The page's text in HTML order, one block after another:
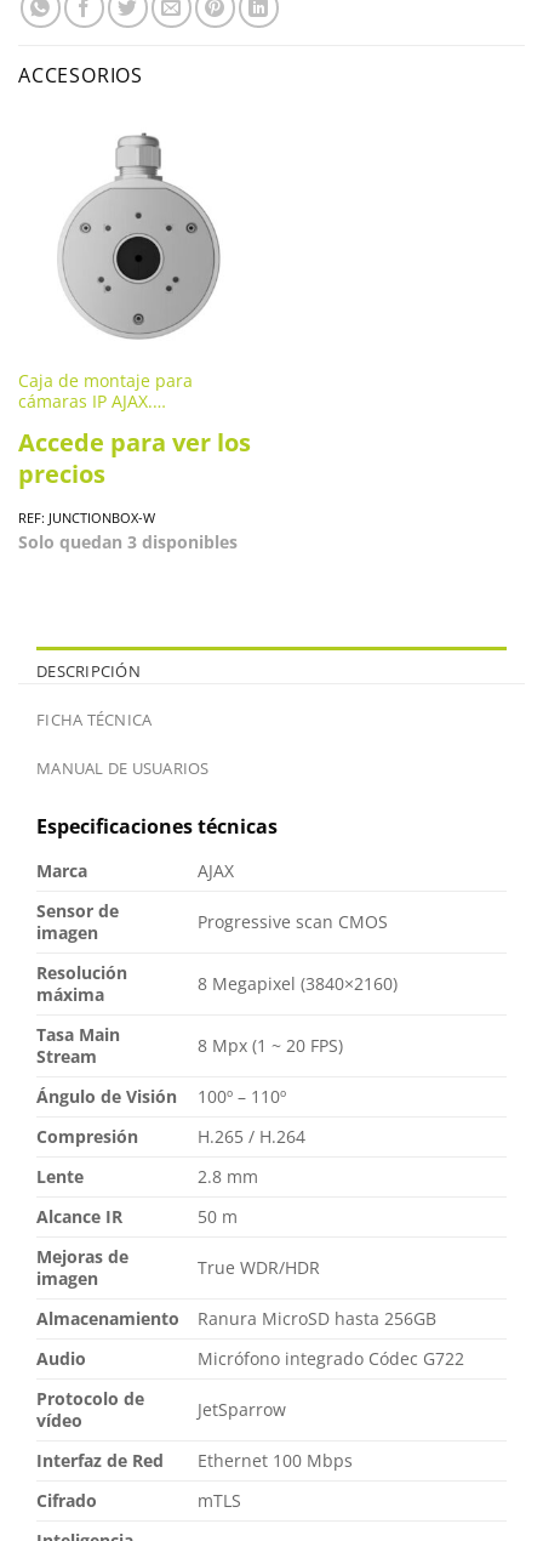
ACCESORIOS
Caja de montaje para
cámaras IP AJAX.
Accede para ver los
precios
REF: JUNCTIONBOX-W
Solo quedan 3 disponibles
DESCRIPCIÓN
FICHA TÉCNICA
MANUAL DE USUARIOS
Especificaciones técnicas
Marca
AJAX
Sensor de
imagen
Progressive scan CMOS
Resolución
máxima
8 Megapixel (3840×2160)
Tasa Main
Stream
8 Mpx (1 ~ 20 FPS)
Ángulo de Visión
100º – 110º
Compresión
H.265 / H.264
Lente
2.8 mm
Alcance IR
50 m
Mejoras de
imagen
True WDR/HDR
Almacenamiento
Ranura MicroSD hasta 256GB
Audio
Micrófono integrado Códec G722
Protocolo de
vídeo
JetSparrow
Interfaz de Red
Ethernet 100 Mbps
Cifrado
mTLS